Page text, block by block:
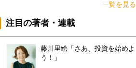
一覧を見る
注目の著者・連載
藤川里絵「さあ、投資を始めよ
う！」